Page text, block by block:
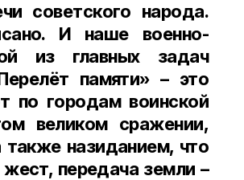
советского народа.
И наше военно-
из главных задач
памяти» – это
по городам воинской
великом сражении,
назиданием, что
передача земли –